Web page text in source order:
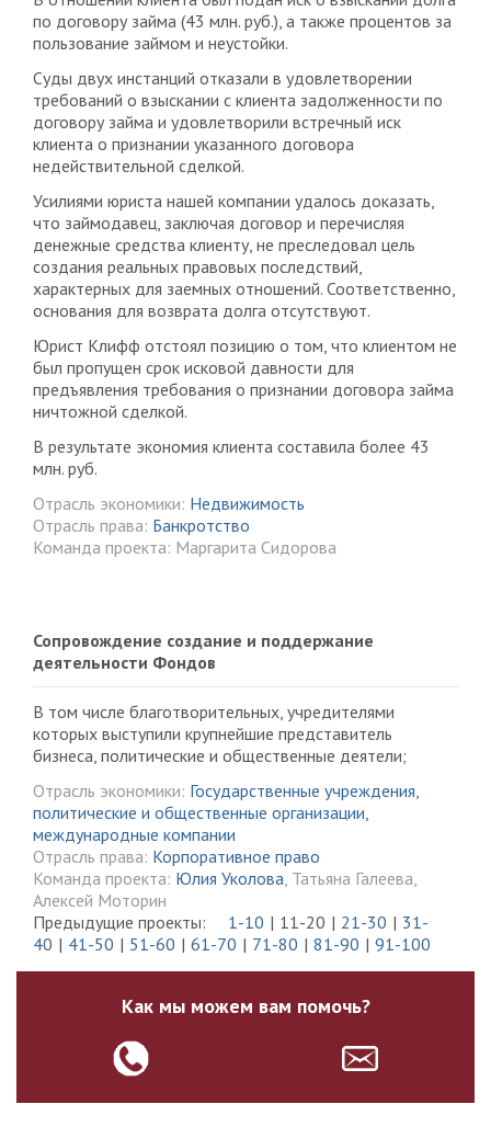
по договору займа (43 млн. руб.), а также процентов за
пользование займом и неустойки.
Суды двух инстанций отказали в удовлетворении
требований о взыскании с клиента задолженности по
договору займа и удовлетворили встречный иск
клиента о признании указанного договора
недействительной сделкой.
Усилиями юриста нашей компании удалось доказать,
что займодавец, заключая договор и перечисляя
денежные средства клиенту, не преследовал цель
создания реальных правовых последствий,
характерных для заемных отношений. Соответственно,
основания для возврата долга отсутствуют.
Юрист Клифф отстоял позицию о том, что клиентом не
был пропущен срок исковой давности для
предъявления требования о признании договора займа
ничтожной сделкой.
В результате экономия клиента составила более 43
млн. руб.
Отрасль экономики: Недвижимость
Отрасль права: Банкротство
Команда проекта: Маргарита Сидорова
Сопровождение создание и поддержание
деятельности Фондов
В том числе благотворительных, учредителями
которых выступили крупнейшие представитель
бизнеса, политические и общественные деятели;
Отрасль экономики: Государственные учреждения,
политические и общественные организации,
международные компании
Отрасль права: Корпоративное право
Команда проекта: Юлия Уколова, Татьяна Галеева,
Алексей Моторин
Предыдущие проекты:
1-10 11-20 21-30
31-
40
41-50 51-60 61-70 71-80 81-90 91-100
Как мы можем вам помочь?